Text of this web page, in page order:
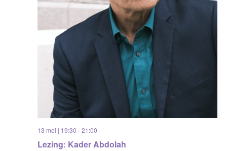
13 mei | 19:30 -21:00
Lezing: Kader Abdolah